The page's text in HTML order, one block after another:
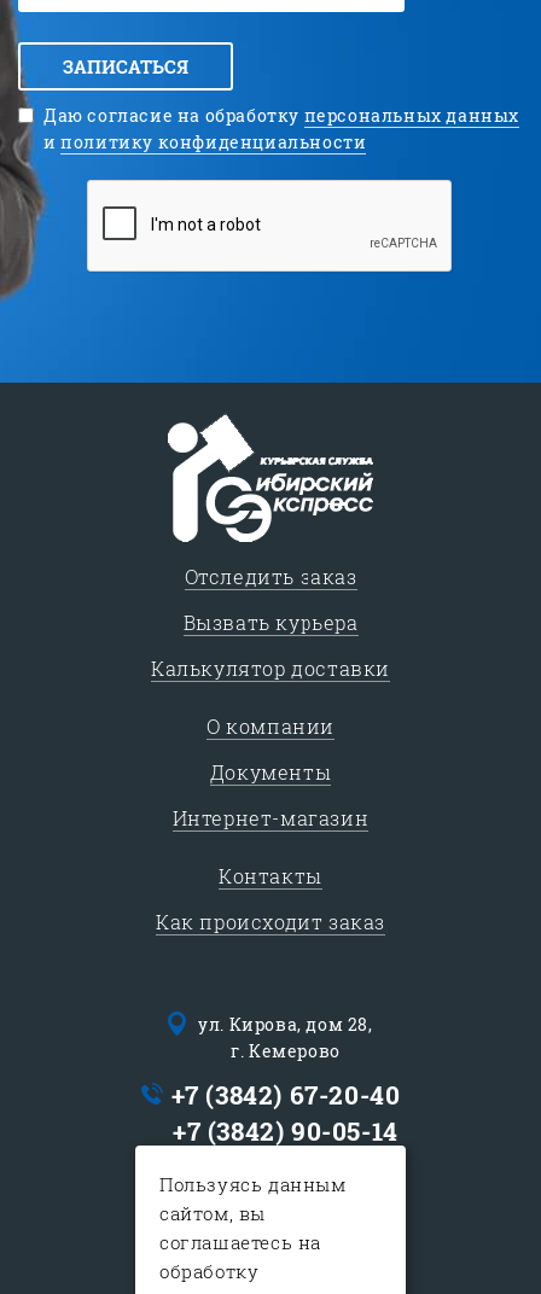
ЗАПИСАТЬСЯ
Даю согласие на обработку персональных данных
иполитику конфиденциальности
Отследить заказ
Вызвать курьера
Калькулятор доставки
О компании
Документы
Интернет-магазин
Контакты
Как происходит заказ
ул. Кирова, дом 28,
г. Кемерово
+7 (3842) 67-20-40
+7 (3842) 90-05-14
с 9:00 до 19:00
в субботу с 10:00-15:00
воскресенье - выходной
Пользуясь данным
сайтом, вы
соглашаетесь на
обработку